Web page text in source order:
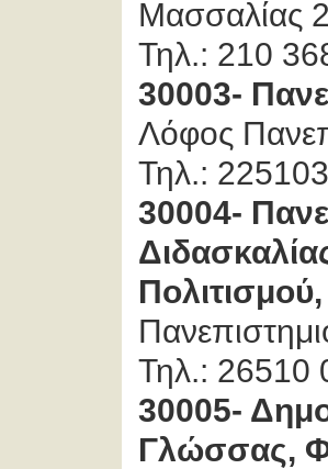
Μασσαλίας
Τηλ.: 210
30003-
Λόφος
Τηλ.:
30004-
Τηλ.: 26510
30005-
Γλώσσας,